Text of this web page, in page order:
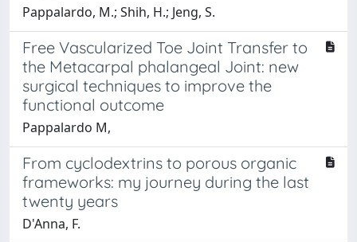
Pappalardo, M.; Shih, H.; Jeng, S.
Free Vascularized Toe Joint Transfer to
the Metacarpal phalangeal Joint: new
surgical techniques to improve the
functional outcome
Pappalardo M,
From cyclodextrins to porous organic
frameworks: my journey during the last
twenty years
D'Anna, F.